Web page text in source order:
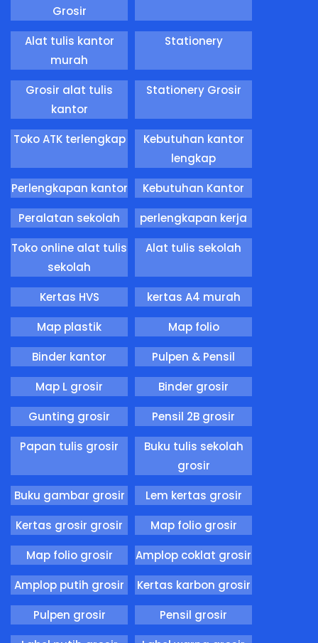
Grosir
Alat tulis kantor
murah
Stationery
Grosir alat tulis
kantor
Stationery Grosir
Toko ATK terlengkap
Kebutuhan kantor
lengkap
Perlengkapan kantor
Kebutuhan Kantor
Peralatan sekolah
perlengkapan kerja
Toko online alat tulis
sekolah
Alat tulis sekolah
Kertas HVS
kertas A4 murah
Map plastik
Map folio
Binder kantor
Pulpen & Pensil
Map L grosir
Binder grosir
Gunting grosir
Pensil 2B grosir
Papan tulis grosir
Buku tulis sekolah
grosir
Buku gambar grosir
Lem kertas grosir
Kertas grosir grosir
Map folio grosir
Map folio grosir
Amplop coklat grosir
Amplop putih grosir
Kertas karbon grosir
Pulpen grosir
Pensil grosir